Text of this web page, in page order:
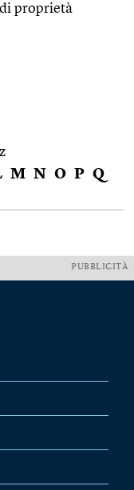
proprietà
M N O P Q
PUBBLICITÀ